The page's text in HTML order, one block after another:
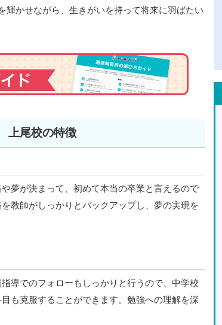
輝かせながら、生きがいを持って将来に羽ばたい
上尾校の特徴
夢が決まって、初めて本当の卒業と言えるので
教師がしっかりとバックアップし、夢の実現を
導でのフォローもしっかりと行うので、中学校
も克服することができます。勉強への理解を深